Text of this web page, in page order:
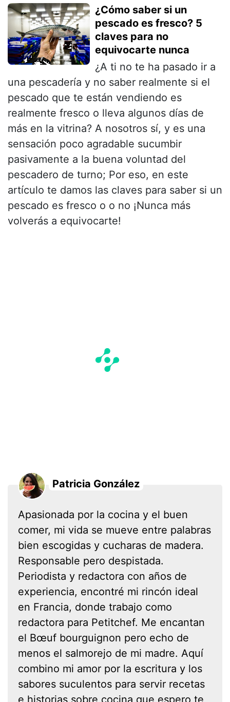
¿Cómo saber si un
pescado es fresco? 5
claves para no
equivocarte nunca
¿A ti no te ha pasado ir a
una pescadería y no saber realmente si el
pescado que te están vendiendo es
realmente fresco o lleva algunos días de
más en la vitrina? A nosotros sí, y es una
sensación poco agradable sucumbir
pasivamente a la buena voluntad del
pescadero de turno; Por eso, en este
artículo te damos las claves para saber si un
pescado es fresco o o no ¡Nunca más
volverás a equivocarte!
Patricia González
Apasionada por la cocina y el buen
comer, mi vida se mueve entre palabras
bien escogidas y cucharas de madera.
Responsable pero despistada.
Periodista y redactora con años de
experiencia, encontré mi rincón ideal
en Francia, donde trabajo como
redactora para Petitchef. Me encantan
el Bœuf bourguignon pero echo de
menos el salmorejo de mi madre. Aquí
combino mi amor por la escritura y los
sabores suculentos para servir recetas
e historias sobre cocina que espero te